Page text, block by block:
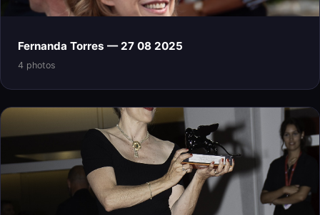
Fernanda Torres — 27 08 2025
4 photos